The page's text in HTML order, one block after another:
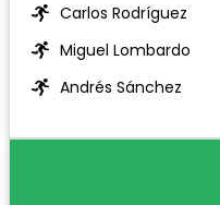
Carlos Rodríguez
Miguel Lombardo
Andrés Sánchez